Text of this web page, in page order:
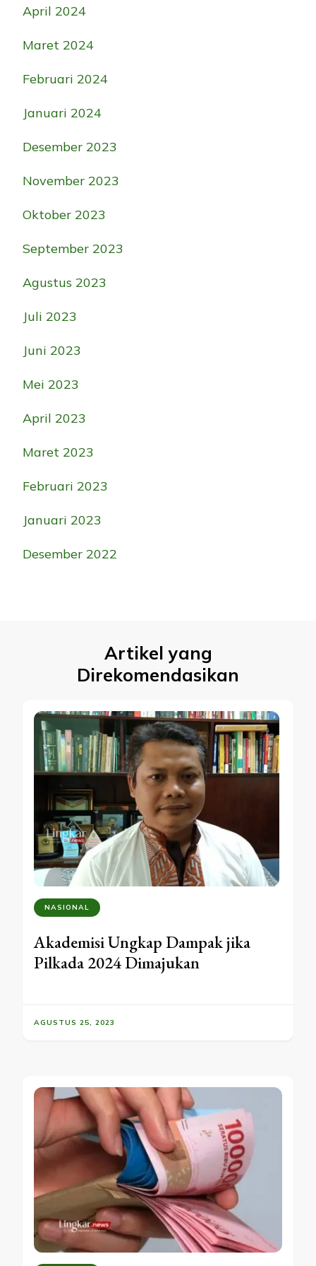
April 2024
Maret 2024
Februari 2024
Januari 2024
Desember 2023
November 2023
Oktober 2023
September 2023
Agustus 2023
Juli 2023
Juni 2023
Mei 2023
April 2023
Maret 2023
Februari 2023
Januari 2023
Desember 2022
Artikel yang
Direkomendasikan
NASIONAL
Akademisi Ungkap Dampak jika
Pilkada 2024 Dimajukan
AGUSTUS 25, 2023